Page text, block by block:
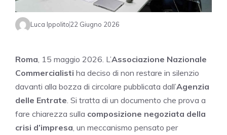
Luca Ippolito22 Giugno 2026
Roma , 15 maggio 2026. L’Associazione Nazionale
Commercialisti ha deciso di non restare in silenzio
davanti alla bozza di circolare pubblicata dall’Agenzia
delle Entrate . Si tratta di un documento che prova a
fare chiarezza sulla composizione negoziata della
crisi d’impresa , un meccanismo pensato per